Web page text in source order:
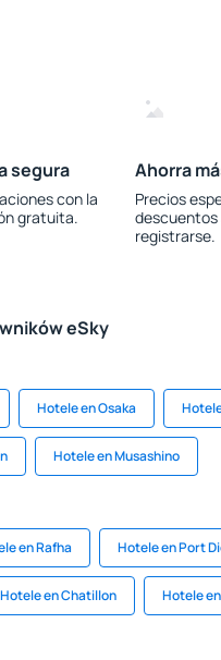
segura
con la
gratuita.
Ahorra
Precios
descuentos
registrarse.
eSky
Hotele en Osaka
Hotele en Musashino
en Rafha Hotele en Port
Hotele en Chatillon Hotele